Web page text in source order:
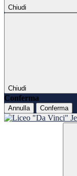
Chiudi
Chiudi
Conferma
Annulla Conferma